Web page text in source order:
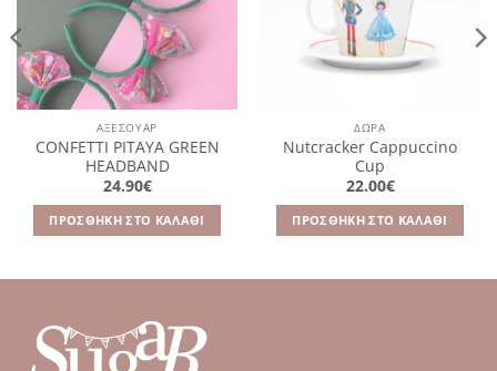
ΑΞΕΣΟΥΆΡ
CONFETTI PITAYA GREEN
HEADBAND
24.90€
ΠΡΟΣΘΉΚΗ ΣΤΟ ΚΑΛΆΘΙ
ΔΩΡΑ
Nutcracker Cappuccino
Cup
22.00€
ΠΡΟΣΘΉΚΗ ΣΤΟ ΚΑΛΆΘΙ